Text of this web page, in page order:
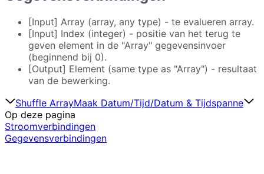
[Input] Array (array, any type) - te evalueren array.
[Input] Index (integer) - positie van het terug te
geven element in de "Array" gegevensinvoer
(beginnend bij 0).
[Output] Element (same type as "Array") - resultaat
van de bewerking.
Shuffle ArrayMaak Datum/Tijd/Datum & Tijdspanne
Op deze pagina
Stroomverbindingen
Gegevensverbindingen